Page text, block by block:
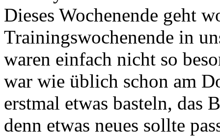
Dieses Wochenende geht
Trainingswochenende in
waren einfach nicht so
war wie üblich schon am
erstmal etwas basteln, das
denn etwas neues sollte